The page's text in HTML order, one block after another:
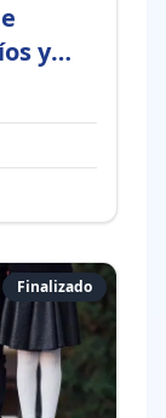
y
Finalizado